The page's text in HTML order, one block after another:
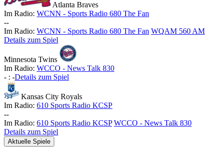
Atlanta Braves
Im Radio: WCNN - Sports Radio 680 The Fan
--
Im Radio: WCNN - Sports Radio 680 The Fan WQAM 560 AM
Details zum Spiel
Minnesota Twins
Im Radio: WCCO - News Talk 830
- : -Details zum Spiel
Kansas City Royals
Im Radio: 610 Sports Radio KCSP
--
Im Radio: 610 Sports Radio KCSP WCCO - News Talk 830
Details zum Spiel
Aktuelle Spiele